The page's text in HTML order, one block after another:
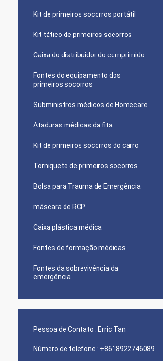
Kit de primeiros socorros portátil
Kit tático de primeiros socorros
Caixa do distribuidor do comprimido
Fontes do equipamento dos
primeiros socorros
Subministros médicos de Homecare
Ataduras médicas da fita
Kit de primeiros socorros do carro
Torniquete de primeiros socorros
Bolsa para Trauma de Emergência
máscara de RCP
Caixa plástica médica
Fontes de formação médicas
Fontes da sobrevivência da
emergência
Pessoa de Contato : Erric Tan
Número de telefone : +8618922746089